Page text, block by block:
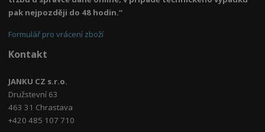
pak nejpozději do 48 hodin.“
Formulář pro vrácení zboží
Kontakt
JANKU CZ s.r.o.
Družstevní 63
463 31 Chrastava
+420 485 107 710